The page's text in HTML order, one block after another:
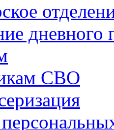
дневного
СВО